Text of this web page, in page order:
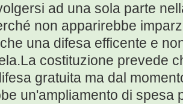
ad una sola parte
non apparirebbe
una difesa efficente e
costituzione prevede
gratuita ma dal
un'ampliamento di spesa